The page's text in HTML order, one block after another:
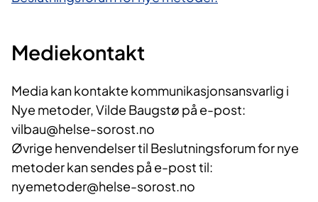
Mediekontakt
Media kan kontakte kommunikasjonsansvarlig i
Nye metoder, Vilde Baugstø på e-post:
vilbau@helse-sorost.no
Øvrige henvendelser til Beslutningsforum for nye
metoder kan sendes på e-post til:
nyemetoder@helse-sorost.no